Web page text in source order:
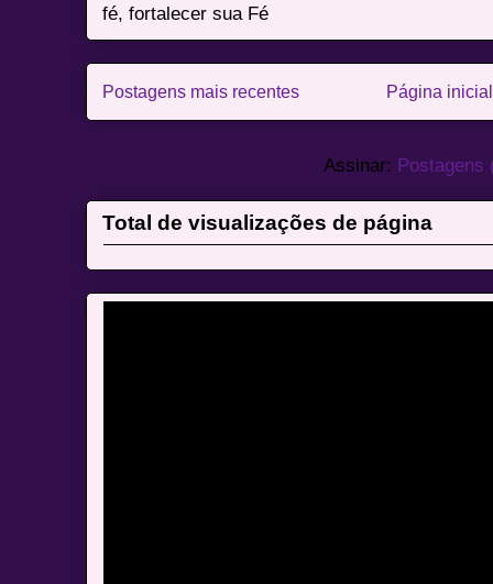
fé, fortalecer sua Fé
Postagens mais recentes Página inicial
Assinar: Postagens
Total de visualizações de página